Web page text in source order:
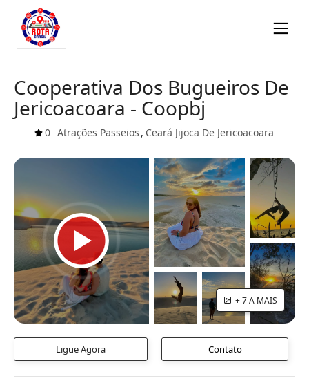
Cooperativa Dos Bugueiros De
Jericoacoara - Coopbj
0 Atrações Passeios , Ceará Jijoca De Jericoacoara
+ 7 A MAIS
Ligue Agora Contato